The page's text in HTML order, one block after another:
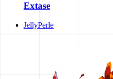
Extase
JellyPerle